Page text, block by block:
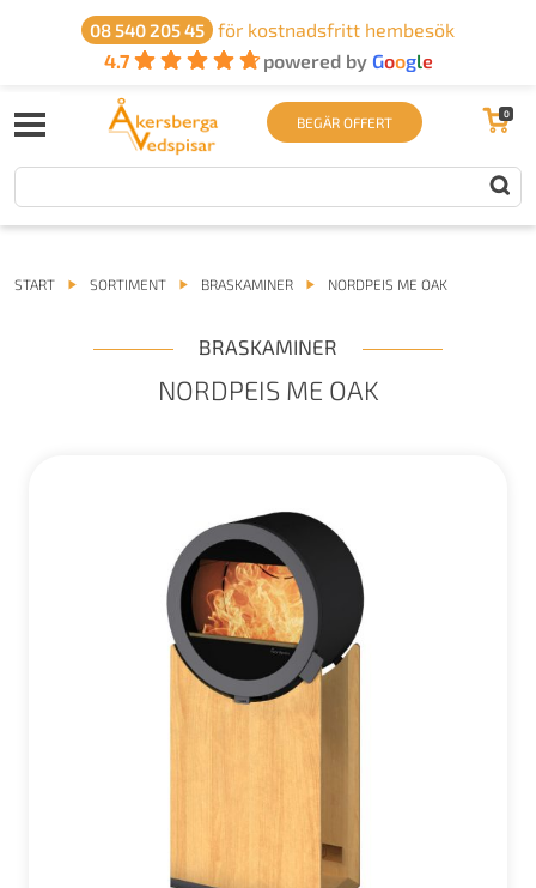
08 540 205 45
för kostnadsfritt hembesök
4.7
powered by Google
BEGÄR OFFERT 0
START SORTIMENT BRASKAMINER NORDPEIS ME OAK
BRASKAMINER
NORDPEIS ME OAK